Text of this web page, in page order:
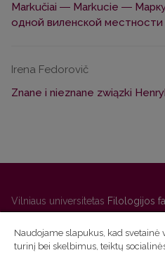
Markučiai ― Markucie ―
одной виленской местности
Irena Fedorovič
Znane i nieznane związki
Vilniaus universitetas Filologijos
01131 Vilnius
Studijų skyriaus(studijų ir
7208 | El. paštasstudijos@flf.vu.lt
Naudojame slapukus, kad
turinį bei skelbimus, teiktų